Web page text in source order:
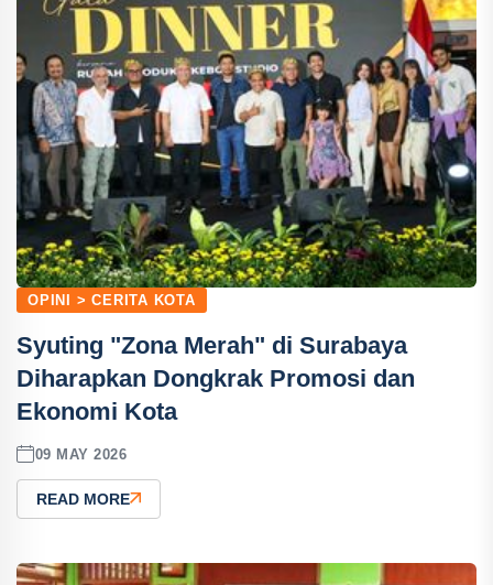
OPINI > CERITA KOTA
Syuting "Zona Merah" di Surabaya
Diharapkan Dongkrak Promosi dan
Ekonomi Kota
09 MAY 2026
READ MORE